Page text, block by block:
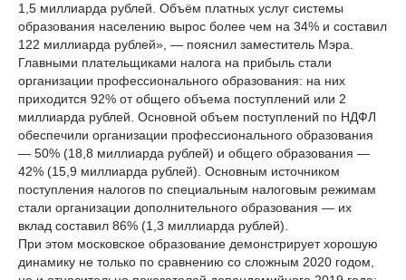
1,5 миллиарда рублей. Объём платных услуг системы
образования населению вырос более чем на 34% и составил
122 миллиарда рублей», — пояснил заместитель Мэра.
Главными плательщиками налога на прибыль стали
организации профессионального образования: на них
приходится 92% от общего объема поступлений или 2
миллиарда рублей. Основной объем поступлений по НДФЛ
обеспечили организации профессионального образования
— 50% (18,8 миллиарда рублей) и общего образования —
42% (15,9 миллиарда рублей). Основным источником
поступления налогов по специальным налоговым режимам
стали организации дополнительного образования — их
вклад составил 86% (1,3 миллиарда рублей).
При этом московское образование демонстрирует хорошую
динамику не только по сравнению со сложным 2020 годом,